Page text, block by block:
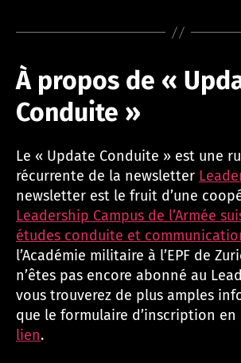
À propos de «
Conduite »
Le « Update Conduite » est une
récurrente de la newsletter
newsletter est le fruit d’une
Leadership Campus de l’Armée
études conduite et
l’Académie militaire à l’EPF de
n’êtes pas encore abonné au
vous trouverez de plus amples
que le formulaire d’inscription
lien.